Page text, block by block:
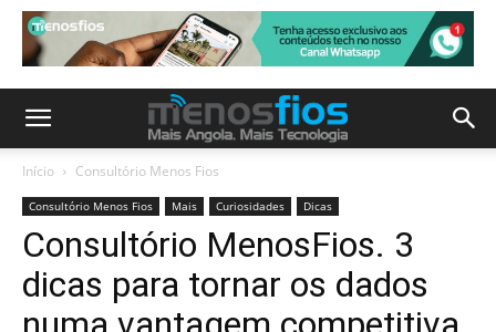
Início Consultório Menos Fios
Consultório Menos Fios Mais Curiosidades Dicas
Consultório MenosFios. 3
dicas para tornar os dados